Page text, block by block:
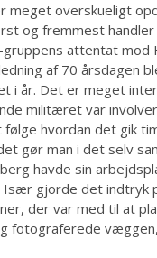
meget overskueligt
og fremmest
attentat mod
af 70 årsdagen
i år. Det er meget
militæret var
hvordan det gik
gør man i det selv
havde sin
Især gjorde det indtryk
der var med til at
fotograferede